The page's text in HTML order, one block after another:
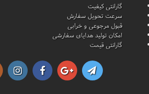
گارانتی کیفیت
سرعت تحویل سفارش
قبول مرجوعی و خرابی
امکان تولید هدایای سفارشی
گارانتی قیمت